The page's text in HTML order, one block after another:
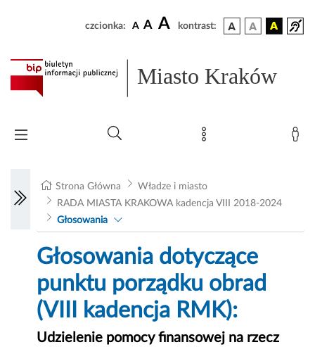
czcionka: A A A kontrast:
Miasto Kraków
Strona Główna
Władze i miasto
RADA MIASTA KRAKOWA kadencja VIII 2018-2024
Głosowania
Głosowania dotyczące
punktu porządku obrad
(VIII kadencja RMK):
Udzielenie pomocy finansowej na rzecz